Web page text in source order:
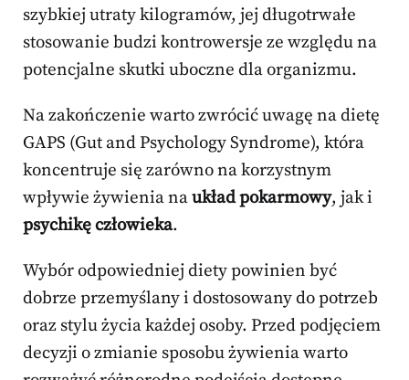
szybkiej utraty kilogramów, jej długotrwałe
stosowanie budzi kontrowersje ze względu na
potencjalne skutki uboczne dla organizmu.
Na zakończenie warto zwrócić uwagę na dietę
GAPS (Gut and Psychology Syndrome), która
koncentruje się zarówno na korzystnym
wpływie żywienia naukład pokarmowy, jak i
psychikę człowieka.
Wybór odpowiedniej diety powinien być
dobrze przemyślany i dostosowany do potrzeb
oraz stylu życia każdej osoby. Przed podjęciem
decyzji o zmianie sposobu żywienia warto